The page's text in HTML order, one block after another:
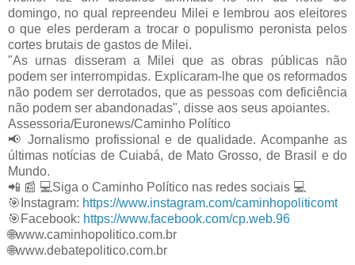
domingo, no qual repreendeu Milei e lembrou aos eleitores
o que eles perderam a trocar o populismo peronista pelos
cortes brutais de gastos de Milei.
"As urnas disseram a Milei que as obras públicas não
podem ser interrompidas. Explicaram-lhe que os reformados
não podem ser derrotados, que as pessoas com deficiência
não podem ser abandonadas", disse aos seus apoiantes.
Assessoria/Euronews/Caminho Político
📢 Jornalismo profissional e de qualidade. Acompanhe as
últimas notícias de Cuiabá, de Mato Grosso, de Brasil e do
Mundo.
📲 📰 💻Siga o Caminho Político nas redes sociais 💻
🎯 Instagram: https://www.instagram.com/caminhopoliticomt
🎯 Facebook: https://www.facebook.com/cp.web.96
🌐www.caminhopolitico.com.br
🌐www.debatepolitico.com.br